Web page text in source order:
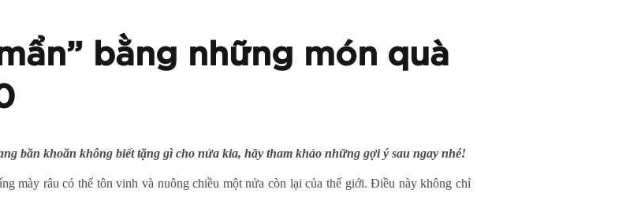
bằng những món quà
băn khoăn không biết tặng gì cho nửa kia, hãy tham khảo những gợi ý sau ngay nhé!
mày râu có thể tôn vinh và nuông chiều một nửa còn lại của thế giới. Điều này không chỉ